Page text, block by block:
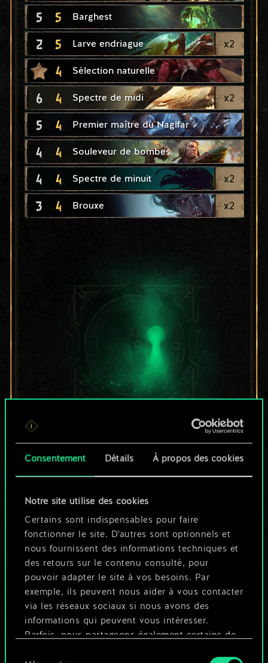
Consentement Détails À propos des cookies
Notre site utilise des cookies
Certains sont indispensables pour faire
fonctionner le site. D'autres sont optionnels et
nous fournissent des informations techniques et
des retours sur le contenu consulté, pour
pouvoir adapter le site à vos besoins. Par
exemple, ils peuvent nous aider à vous contacter
via les réseaux sociaux si nous avons des
informations qui peuvent vous intéresser.
Parfois, nous partageons également certains de
5 5 Barghest
2 5 Larve endriague x2
4 Sélection naturelle
6 4 Spectre de midi x2
5 4 Premier maître du Naglfar
4 4 Souleveur de bombes
4 4 Spectre de minuit x2
3 4 Brouxe x2
Pour l'instant, ce
n'est qu'un jeu de
cartes partagé.
Mais cela peut être
tellement plus !
Nommer ce jeu et créer un guide
Modifier le jeu